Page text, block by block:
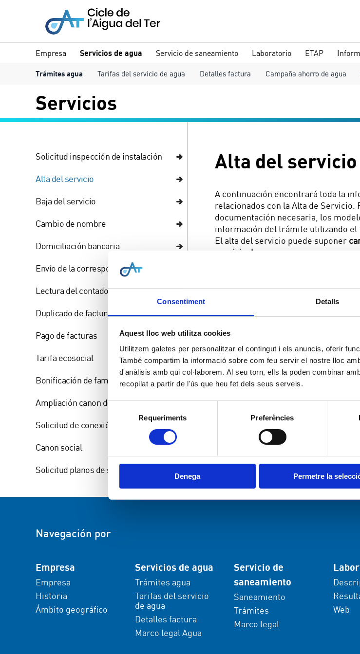
Consentiment Detalls
Aquest lloc web utilitza cookies
Utilitzem galetes per personalitzar el contingut i els anuncis, oferir
També compartim la informació sobre com feu servir el nostre lloc
d'anàlisis amb qui col·laborem. Al seu torn, ells la poden combinar
recopilat a partir de l'ús que heu fet dels seus serveis.
Selecció
consentiment
Requeriments Preferències
Denega Permetre la
Empresa Servicios de agua
Trámites agua Tarifas del servicio de agua Detalles factura Campaña ahorro de agua
Servicio de saneamiento Laboratorio ETAP
Servicios
Alta del servicio
A continuación encontrará toda la
relacionados con la Alta de
documentación necesaria, los
información del trámite utilizando
El alta del servicio puede suponer
municipales.
Viviendas de primera
Locales, despachos y
Solicitud inspección de instalación
Alta del servicio
Baja del servicio
Cambio de nombre
Domiciliación bancaria
Envío de la correspondencia
Lectura del contador
Duplicado de factura
Pago de facturas
Tarifa ecosocial
Bonificación de família numerosa
Ampliación canon de agua
Solicitud de conexión de agua
Canon social
Solicitud planos de servicios existentes
Navegación por
Empresa
Empresa
Historia
Ámbito geográfico
Servicios de agua
Trámites agua
Tarifas del servicio
de agua
Detalles factura
Marco legal Agua
Servicio de
saneamiento
Saneamiento
Trámites
Marco legal
Web